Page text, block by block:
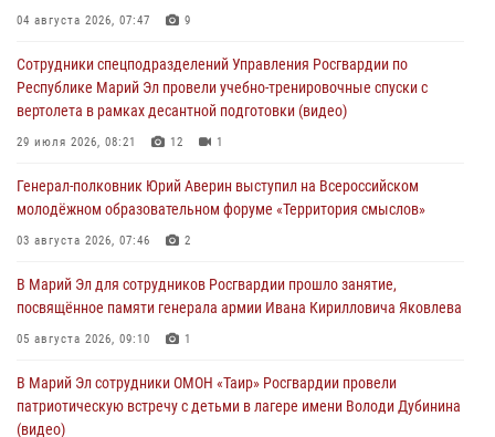
Команда «Росгвардия» принимает участие в военно-спортивном
07 августа 2026, 05:43 10
Представитель вневедомственной охраны Управления Росгвардии
по Республике Марий Эл принял участие в учебно-методическом
06 августа 2026, 09:37 10
В Марий Эл сотрудники ЛРР Росгвардии за прошедший месяц
06 августа 2026, 08:00
В Марий Эл сотрудники вневедомственной охраны Росгвардии за
05 августа 2026, 09:44
04 августа 2026, 07:47 9
Сотрудники спецподразделений Управления Росгвардии по
Республике Марий Эл провели учебно-тренировочные спуски с
вертолета в рамках десантной подготовки (видео)
29 июля 2026, 08:21 12 1
Генерал-полковник Юрий Аверин выступил на Всероссийском
молодёжном образовательном форуме «Территория смыслов»
03 августа 2026, 07:46 2
В Марий Эл для сотрудников Росгвардии прошло занятие,
посвящённое памяти генерала армии Ивана Кирилловича Яковлева
05 августа 2026, 09:10 1
В Марий Эл сотрудники ОМОН «Таир» Росгвардии провели
патриотическую встречу с детьми в лагере имени Володи Дубинина
(видео)